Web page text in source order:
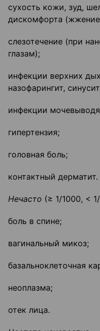
сухость кожи, зуд,
дискомфорта
слезотечение (при
глазам);
инфекции верхних
назофарингит,
инфекции
гипертензия;
головная боль;
контактный дерматит.
Нечасто (≥ 1/1000, <
боль в спине;
вагинальный микоз;
базальноклеточная
неоплазма;
отек лица.